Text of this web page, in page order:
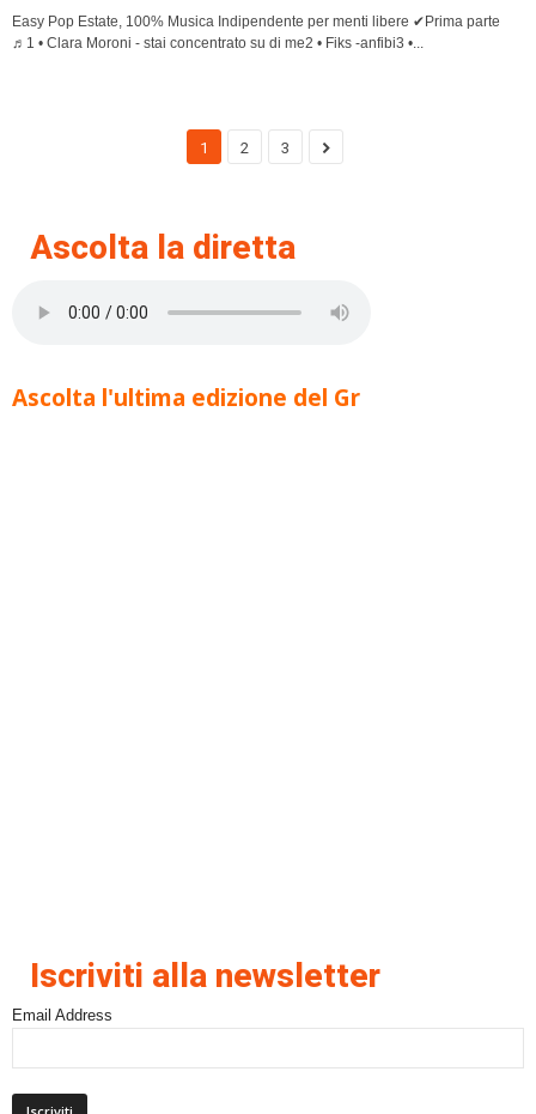
Easy Pop Estate, 100% Musica Indipendente per menti libere ✔Prima parte
♬1 • Clara Moroni - stai concentrato su di me2 • Fiks -anfibi3 •...
1 2 3
Ascolta la diretta
Ascolta l'ultima edizione del Gr
Iscriviti alla newsletter
Email Address